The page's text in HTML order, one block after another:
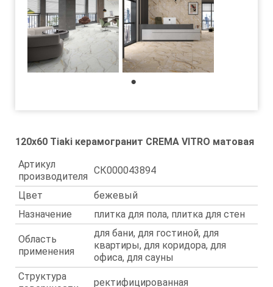
120x60 Tiaki керамогранит CREMA VITRO матовая
Артикул
производителя
СК000043894
Цвет
бежевый
Назначение
плитка для пола, плитка для стен
Область
применения
для бани, для гостиной, для
квартиры, для коридора, для
офиса, для сауны
Структура
ректифицированная